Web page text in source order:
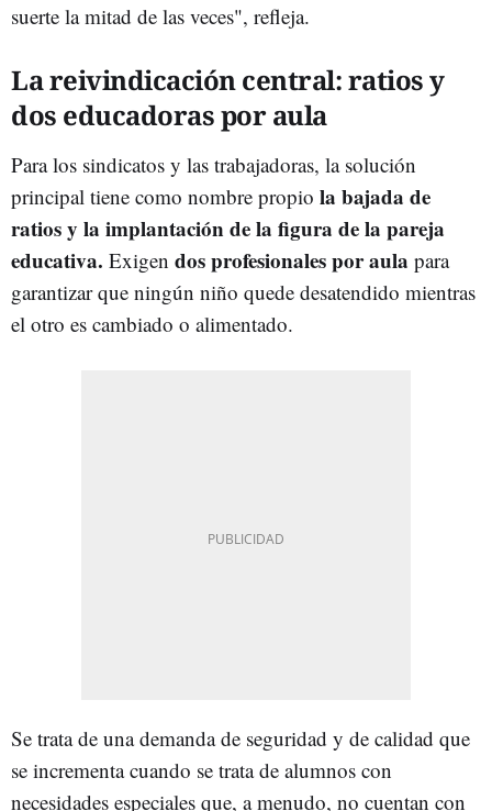
suerte la mitad de las veces", refleja.
La reivindicación central: ratios y
dos educadoras por aula
Para los sindicatos y las trabajadoras, la solución
principal tiene como nombre propio la bajada de
ratios y la implantación de la figura de la pareja
educativa. Exigen dos profesionales por aula para
garantizar que ningún niño quede desatendido mientras
el otro es cambiado o alimentado.
Se trata de una demanda de seguridad y de calidad que
se incrementa cuando se trata de alumnos con
necesidades especiales que, a menudo, no cuentan con